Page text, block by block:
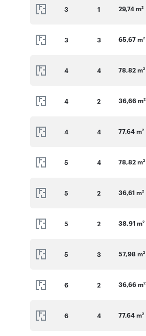
3 1 29,74 m2
3 3 65,67 m2
4 4 78,82 m2
4 2 36,66 m2
4 4 77,64 m2
5 4 78,82 m2
5 2 36,61 m2
5 2 38,91 m2
5 3 57,98 m2
6 2 36,66 m2
6 4 77,64 m2